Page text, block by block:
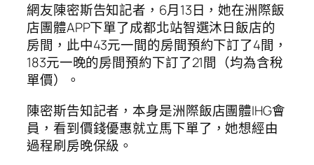
網友陳密斯告知記者，6月13日，她在洲際飯
店團體APP下單了成都北站智選沐日飯店的
房間，此中43元一間的房間預約下訂了4間，
183元一晚的房間預約下訂了21間（均為含稅
單價）。
陳密斯告知記者，本身是洲際飯店團體IHG會
員，看到價錢優惠就立馬下單了，她想經由
過程刷房晚保級。